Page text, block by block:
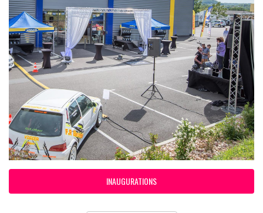
INAUGURATIONS